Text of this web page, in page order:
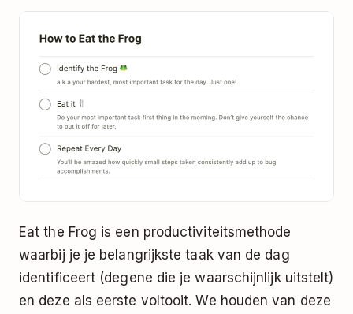
Eat the Frog is een productiviteitsmethode
waarbij je je belangrijkste taak van de dag
identificeert (degene die je waarschijnlijk uitstelt)
en deze als eerste voltooit. We houden van deze